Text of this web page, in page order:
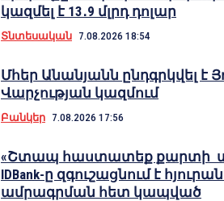
կազմել է 13․9 մլրդ դոլար
Տնտեսական 7.08.2026 18:54
Մհեր Անանյանն ընդգրկվել է
Վարչության կազմում
Բանկեր 7.08.2026 17:56
«Շտապ հաստատեք քարտի
IDBank-ը զգուշացնում է
ամրագրման հետ կապված